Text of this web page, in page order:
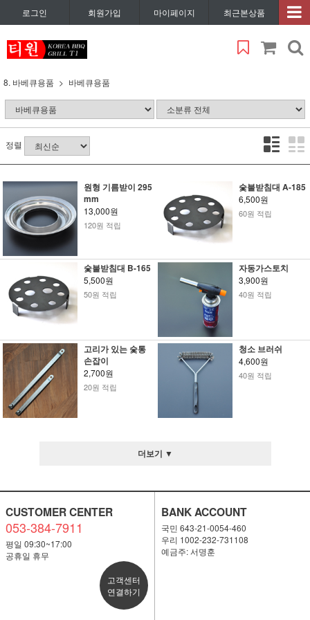
로그인 회원가입 마이페이지 최근본상품
8. 바베큐용품 바베큐용품
정렬
원형 기름받이 295
mm
13,000원
120원 적립
숯불받침대 A-185
6,500원
60원 적립
숯불받침대 B-165
5,500원
50원 적립
자동가스토치
3,900원
40원 적립
고리가 있는 숯통
손잡이
2,700원
20원 적립
청소 브러쉬
4,600원
40원 적립
더보기 ▼
CUSTOMER CENTER
053-384-7911
평일 09:30~17:00
공휴일 휴무
고객센터
연결하기
BANK ACCOUNT
국민 643-21-0054-460
우리 1002-232-731108
예금주: 서명훈